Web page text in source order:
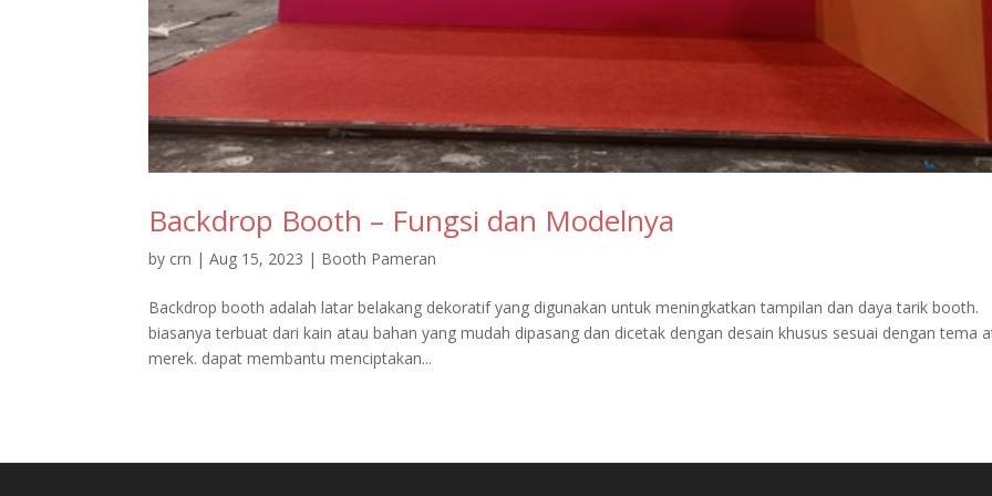
Backdrop Booth – Fungsi dan Modelnya
by crn |Aug 15, 2023 | Booth Pameran
Backdrop booth adalah latar belakang dekoratif yang digunakan untuk meningkatkan tampilan dan daya tarik booth.
biasanya terbuat dari kain atau bahan yang mudah dipasang dan dicetak dengan desain khusus sesuai dengan tema
merek. dapat membantu menciptakan...